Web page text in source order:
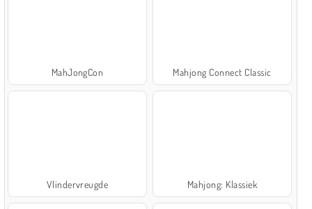
MahJongCon Mahjong Connect Classic
Vlindervreugde Mahjong: Klassiek